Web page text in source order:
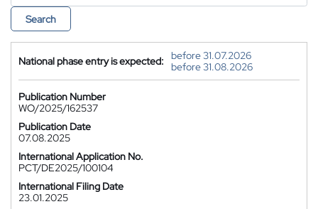
Search
National phase entry is expected:
before 31.07.2026
before 31.08.2026
Publication Number
WO/2025/162537
Publication Date
07.08.2025
International Application No.
PCT/DE2025/100104
International Filing Date
23.01.2025